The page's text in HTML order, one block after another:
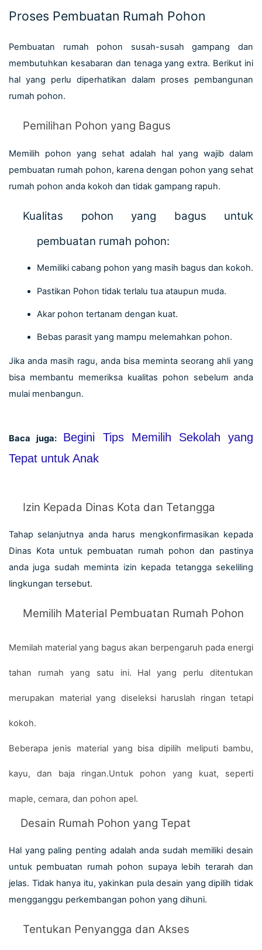
Proses Pembuatan Rumah Pohon
Pembuatan rumah pohon susah-susah gampang dan
membutuhkan kesabaran dan tenaga yang extra. Berikut ini
hal yang perlu diperhatikan dalam proses pembangunan
rumah pohon.
Pemilihan Pohon yang Bagus
Memilih pohon yang sehat adalah hal yang wajib dalam
pembuatan rumah pohon, karena dengan pohon yang sehat
rumah pohon anda kokoh dan tidak gampang rapuh.
Kualitas pohon yang bagus untuk
pembuatan rumah pohon:
Memiliki cabang pohon yang masih bagus dan kokoh.
Pastikan Pohon tidak terlalu tua ataupun muda.
Akar pohon tertanam dengan kuat.
Bebas parasit yang mampu melemahkan pohon.
Jika anda masih ragu, anda bisa meminta seorang ahli yang
bisa membantu memeriksa kualitas pohon sebelum anda
mulai menbangun.
Baca juga:
Begini Tips Memilih Sekolah yang
Tepat untuk Anak
Izin Kepada Dinas Kota dan Tetangga
Tahap selanjutnya anda harus mengkonfirmasikan kepada
Dinas Kota untuk pembuatan rumah pohon dan pastinya
anda juga sudah meminta izin kepada tetangga sekeliling
lingkungan tersebut.
Memilih Material Pembuatan Rumah Pohon
Memilah material yang bagus akan berpengaruh pada energi
tahan rumah yang satu ini. Hal yang perlu ditentukan
merupakan material yang diseleksi haruslah ringan tetapi
kokoh.
Beberapa jenis material yang bisa dipilih meliputi bambu,
kayu, dan baja ringan.Untuk pohon yang kuat, seperti
maple, cemara, dan pohon apel.
Desain Rumah Pohon yang Tepat
Hal yang paling penting adalah anda sudah memiliki desain
untuk pembuatan rumah pohon supaya lebih terarah dan
jelas. Tidak hanya itu, yakinkan pula desain yang dipilih tidak
mengganggu perkembangan pohon yang dihuni.
Tentukan Penyangga dan Akses